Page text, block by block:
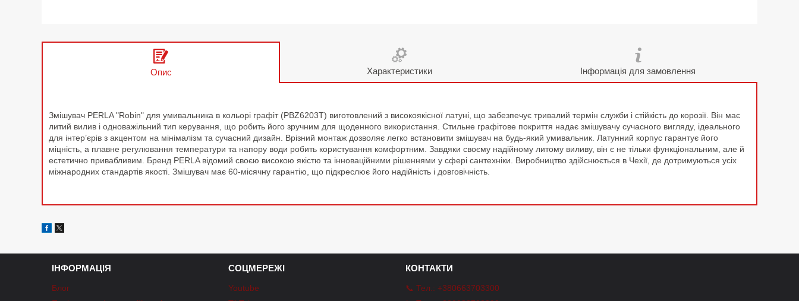
Опис Характеристики Інформація для замовлення
Змішувач PERLA "Robin" для умивальника в кольорі графіт (PBZ6203T) виготовлений з високоякісної латуні, що забезпечує тривалий термін служби і стійкість до корозії. Він має
литий вилив і одноважільний тип керування, що робить його зручним для щоденного використання. Стильне графітове покриття надає змішувачу сучасного вигляду, ідеального
для інтер’єрів з акцентом на мінімалізм та сучасний дизайн. Врізний монтаж дозволяє легко встановити змішувач на будь-який умивальник. Латунний корпус гарантує його
міцність, а плавне регулювання температури та напору води робить користування комфортним. Завдяки своєму надійному литому виливу, він є не тільки функціональним, але й
естетично привабливим. Бренд PERLA відомий своєю високою якістю та інноваційними рішеннями у сфері сантехніки. Виробництво здійснюється в Чехії, де дотримуються усіх
міжнародних стандартів якості. Змішувач має 60-місячну гарантію, що підкреслює його надійність і довговічність.
ІНФОРМАЦІЯ
Блог
СОЦМЕРЕЖІ
Youtube
КОНТАКТИ
📞 Тел.: +380663703300